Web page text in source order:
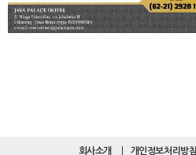
회사소개 개인정보처리방침